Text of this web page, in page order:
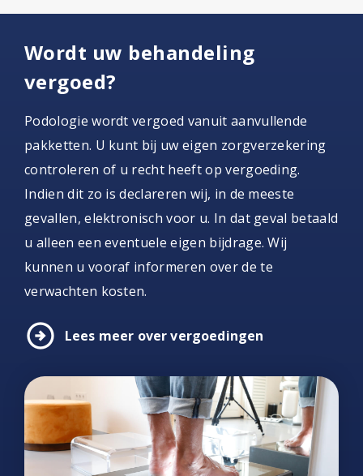
Wordt uw behandeling
vergoed?
Podologie wordt vergoed vanuit aanvullende
pakketten. U kunt bij uw eigen zorgverzekering
controleren of u recht heeft op vergoeding.
Indien dit zo is declareren wij, in de meeste
gevallen, elektronisch voor u. In dat geval betaald
u alleen een eventuele eigen bijdrage. Wij
kunnen u vooraf informeren over de te
verwachten kosten.
arrow_circle_right Lees meer over vergoedingen